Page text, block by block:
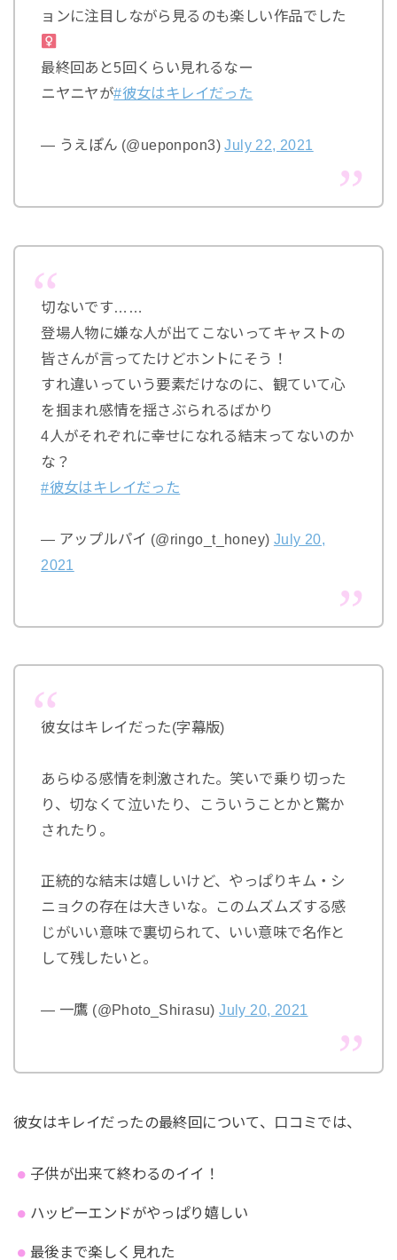
ョンに注目しながら見るのも楽しい作品でした‍
最終回あと5回くらい見れるなー
ニヤニヤが#彼女はキレイだった
— うえぽん (@ueponpon3)July 22, 2021
切ないです……
登場人物に嫌な人が出てこないってキャストの
皆さんが言ってたけどホントにそう！
すれ違いっていう要素だけなのに、観ていて心
を掴まれ感情を揺さぶられるばかり
4人がそれぞれに幸せになれる結末ってないのか
な？
#彼女はキレイだった
— アップルパイ (@ringo_t_honey) July 20,
2021
彼女はキレイだった(字幕版)
あらゆる感情を刺激された。笑いで乗り切った
り、切なくて泣いたり、こういうことかと驚か
されたり。
正統的な結末は嬉しいけど、やっぱりキム・シ
ニョクの存在は大きいな。このムズムズする感
じがいい意味で裏切られて、いい意味で名作と
して残したいと。
— 一鷹 (@Photo_Shirasu)July 20, 2021
彼女はキレイだったの最終回について、口コミでは、
子供が出来て終わるのイイ！
ハッピーエンドがやっぱり嬉しい
最後まで楽しく見れた